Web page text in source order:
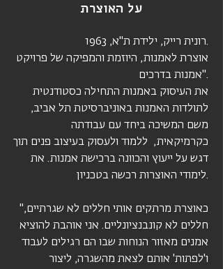
על האוצרת
רונית רייק, ילידת ת"א, 1963.
אוצרת לאמנות, היוזמת והמפיקה של פרויקט
'אמנות בדרכים'.
את העיסוק באמנות התחילה כסטודנטית
לתולדות האמנות באוניברסיטת תל אביב,
משם המשיכה ביחד עם עבודתה
כקרמיקאית, ללמוד ולעסוק בעיצוב פנים תוך
דגש על ייעוץ והכוונה ברכישת אמנות. את
לימודי האוצרות רכשה בטכניון.
"כאוצרת מרתקים אותי חללים לא שגרתיים,
חללים לא קונבנציונליים. אני אוהבת להוציא
אמנים מאזור הנוחות שבו הם רגילים לעבוד
ו'לפתות' אותם לצאת מהשגרה, ליצור